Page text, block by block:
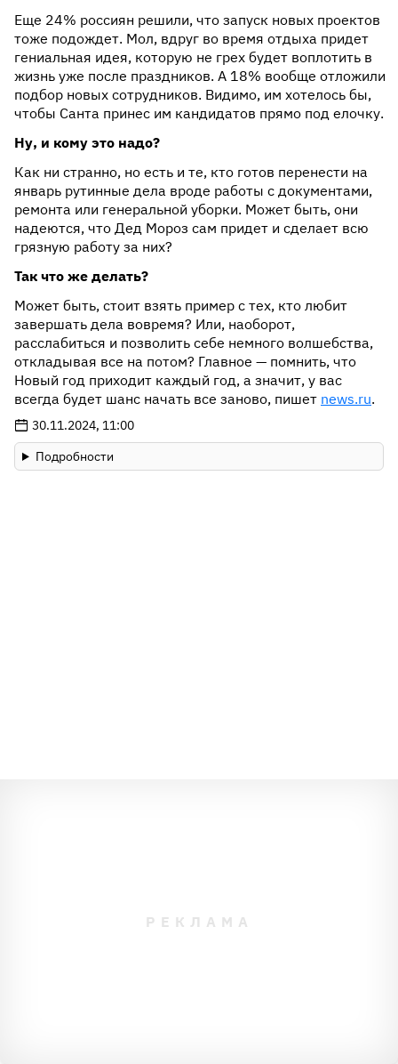
Еще 24% россиян решили, что запуск новых проектов
тоже подождет. Мол, вдруг во время отдыха придет
гениальная идея, которую не грех будет воплотить в
жизнь уже после праздников. А 18% вообще отложили
подбор новых сотрудников. Видимо, им хотелось бы,
чтобы Санта принес им кандидатов прямо под елочку.
Ну, и кому это надо?
Как ни странно, но есть и те, кто готов перенести на
январь рутинные дела вроде работы с документами,
ремонта или генеральной уборки. Может быть, они
надеются, что Дед Мороз сам придет и сделает всю
грязную работу за них?
Так что же делать?
Может быть, стоит взять пример с тех, кто любит
завершать дела вовремя? Или, наоборот,
расслабиться и позволить себе немного волшебства,
откладывая все на потом? Главное — помнить, что
Новый год приходит каждый год, а значит, у вас
всегда будет шанс начать все заново, пишет news.ru.
30.11.2024, 11:00
Подробности